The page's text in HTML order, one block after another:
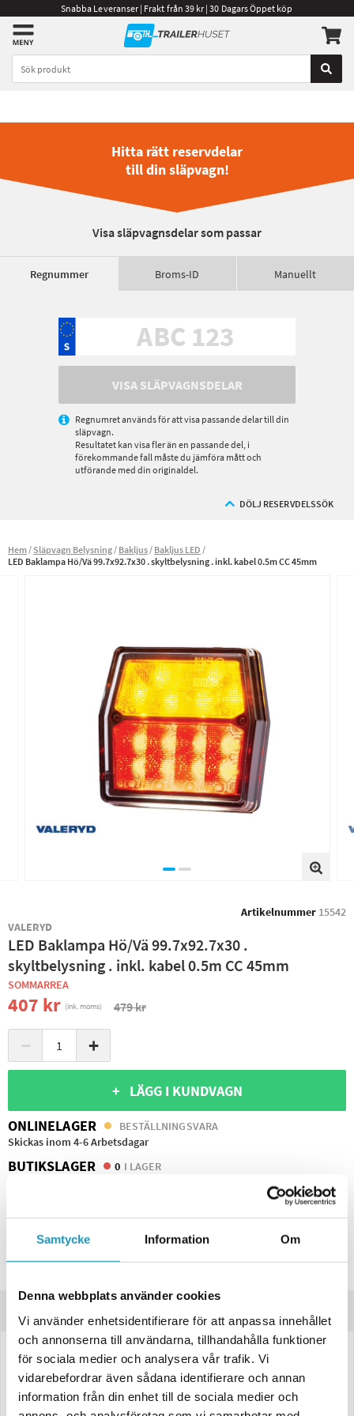
Samtycke Information Om
Denna webbplats använder cookies
Vi använder enhetsidentifierare för att anpassa innehållet
och annonserna till användarna, tillhandahålla funktioner
för sociala medier och analysera vår trafik. Vi
vidarebefordrar även sådana identifierare och annan
information från din enhet till de sociala medier och
Snabba Leveranser | Frakt från 39 kr | 30 Dagars Öppet köp
Hitta rätt reservdelar
till din släpvagn!
Visa släpvagnsdelar som passar
Regnummer Broms-ID Manuellt
VISA SLÄPVAGNSDELAR
Regnumret används för att visa passande delar till din
släpvagn.
Resultatet kan visa fler än en passande del, i
förekommande fall måste du jämföra mått och
utförande med din originaldel.
DÖLJ RESERVDELSSÖK
Hem Släpvagn Belysning Bakljus Bakljus LED
LED Baklampa Hö/Vä 99.7x92.7x30 . skyltbelysning . inkl. kabel 0.5m CC 45mm
Artikelnummer 15542
VALERYD
LED Baklampa Hö/Vä 99.7x92.7x30 .
skyltbelysning . inkl. kabel 0.5m CC 45mm
SOMMARREA
407 kr (ink. moms) 479 kr
− +
+ LÄGG I KUNDVAGN
ONLINELAGER
BESTÄLLNINGSVARA
Skickas inom 4-6 Arbetsdagar
BUTIKSLAGER 0 I LAGER
Leverans- & Returinformation
Spara produkt
LED Baklampa Valeryd Höger/Vänster – 99,7×92,7×30 mm, 4-
funktionell med skyltbelysning
Kompakt och universellLED-baklampa från Valeryd, lämplig för både